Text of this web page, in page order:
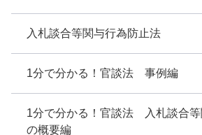
入札談合等関与行為防止法
1分で分かる！官談法 事例編
1分で分かる！官談法 入札談合等
の概要編